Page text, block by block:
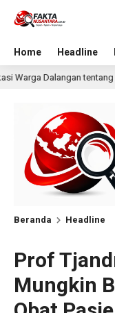
Home Headline
KDRT dan
Beranda Headline
Prof
Mungkin